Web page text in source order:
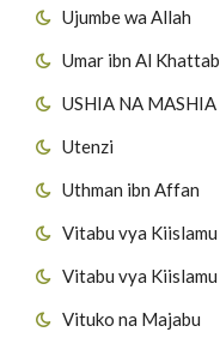
Ujumbe wa Allah
Umar ibn Al Khattab
USHIA NA MASHIA
Utenzi
Uthman ibn Affan
Vitabu vya Kiislamu
Vitabu vya Kiislamu
Vituko na Majabu